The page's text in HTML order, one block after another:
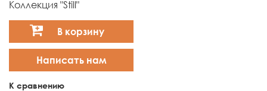
Коллекция "Still"
В корзину
Написать нам
К сравнению